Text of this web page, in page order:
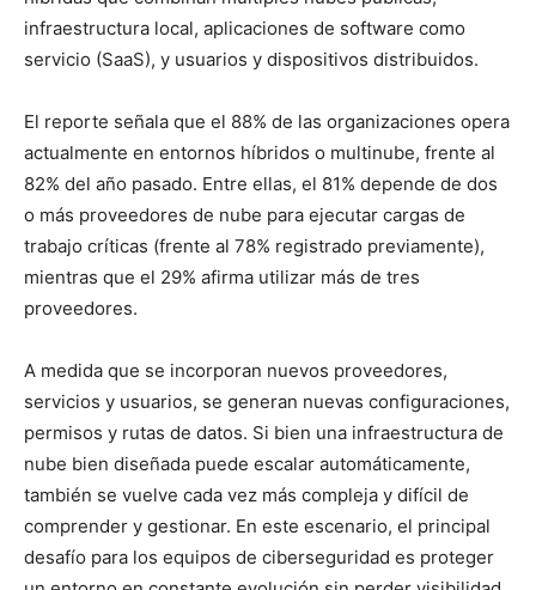
infraestructura local, aplicaciones de software como
servicio (SaaS), y usuarios y dispositivos distribuidos.
El reporte señala que el 88% de las organizaciones opera
actualmente en entornos híbridos o multinube, frente al
82% del año pasado. Entre ellas, el 81% depende de dos
o más proveedores de nube para ejecutar cargas de
trabajo críticas (frente al 78% registrado previamente),
mientras que el 29% afirma utilizar más de tres
proveedores.
A medida que se incorporan nuevos proveedores,
servicios y usuarios, se generan nuevas configuraciones,
permisos y rutas de datos. Si bien una infraestructura de
nube bien diseñada puede escalar automáticamente,
también se vuelve cada vez más compleja y difícil de
comprender y gestionar. En este escenario, el principal
desafío para los equipos de ciberseguridad es proteger